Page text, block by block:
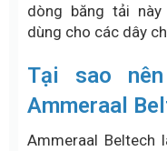
dòng băng tải
dùng cho các dây
Tại sao
Ammeraal
Ammeraal